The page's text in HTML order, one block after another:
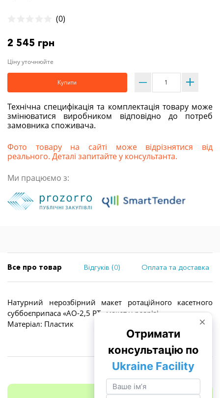
(0)
2 545 грн
Ціну уточнюйте
Купити
Технічна специфікація та комплектація товару може
змінюватися виробником відповідно до потреб
замовника споживача.
Фото товару на сайті може відрізнятися від
реального. Деталі запитайте у консультанта.
Ми працюємо з:
Все про товар Відгуків (0) Оплата та доставка
Натурний нерозбірний макет ротаційного касетного
суббоєприпаса «АО-2,5 РТ» макет у розрізі
Матеріал: Пластик